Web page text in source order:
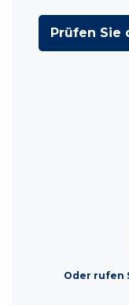
Prüfen Sie
Oder rufen